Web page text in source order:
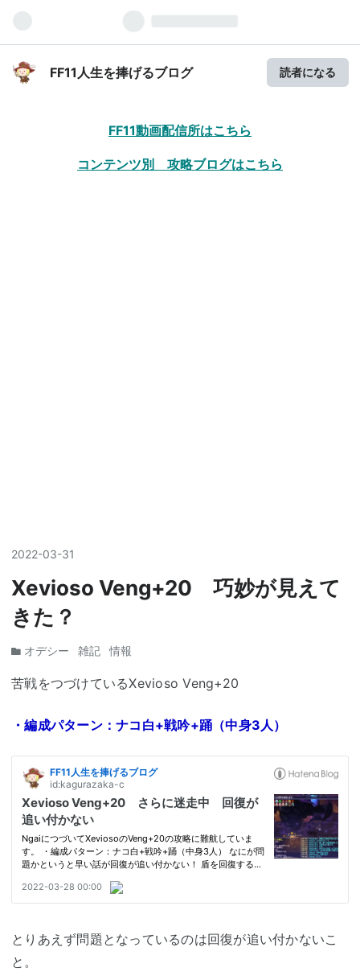
FF11人生を捧げるブログ 読者になる
FF11動画配信所はこちら
コンテンツ別 攻略ブログはこちら
2022-03-31
Xevioso Veng+20 巧妙が見えて
きた？
オデシー 雑記 情報
苦戦をつづけているXevioso Veng+20
・編成パターン：ナコ白+戦吟+踊（中身3人）
とりあえず問題となっているのは回復が追い付かないこ
と。